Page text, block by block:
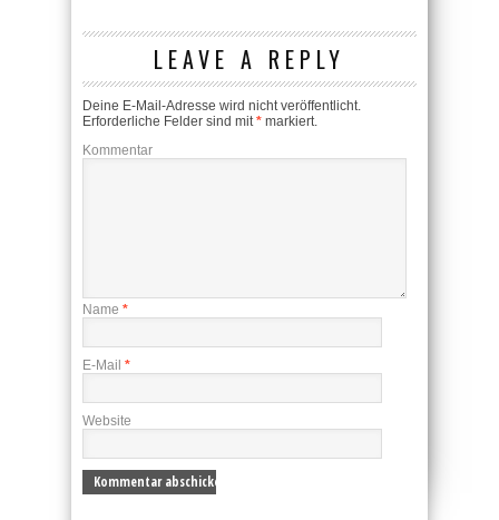
LEAVE A REPLY
Deine E-Mail-Adresse wird nicht veröffentlicht.
Erforderliche Felder sind mit* markiert.
Kommentar
Name *
E-Mail *
Website